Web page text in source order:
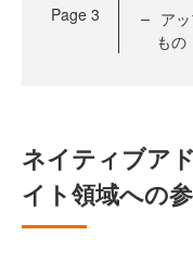
Page 3
ア
もの
ネイティブア
イト領域への